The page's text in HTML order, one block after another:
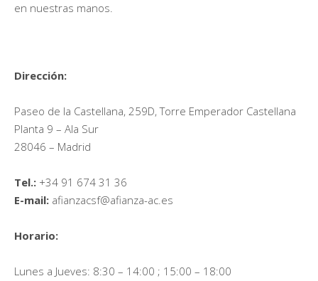
en nuestras manos.
Dirección:
Paseo de la Castellana, 259D, Torre Emperador Castellana
Planta 9 – Ala Sur
28046 – Madrid
Tel.: +34 91 674 31 36
E-mail: afianzacsf@afianza-ac.es
Horario:
Lunes a Jueves: 8:30 – 14:00 ; 15:00 – 18:00